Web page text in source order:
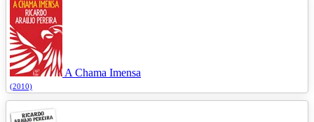
A Chama Imensa
(2010)